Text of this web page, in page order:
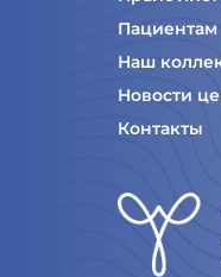
Пациентам
Наш
Новости
Контакты